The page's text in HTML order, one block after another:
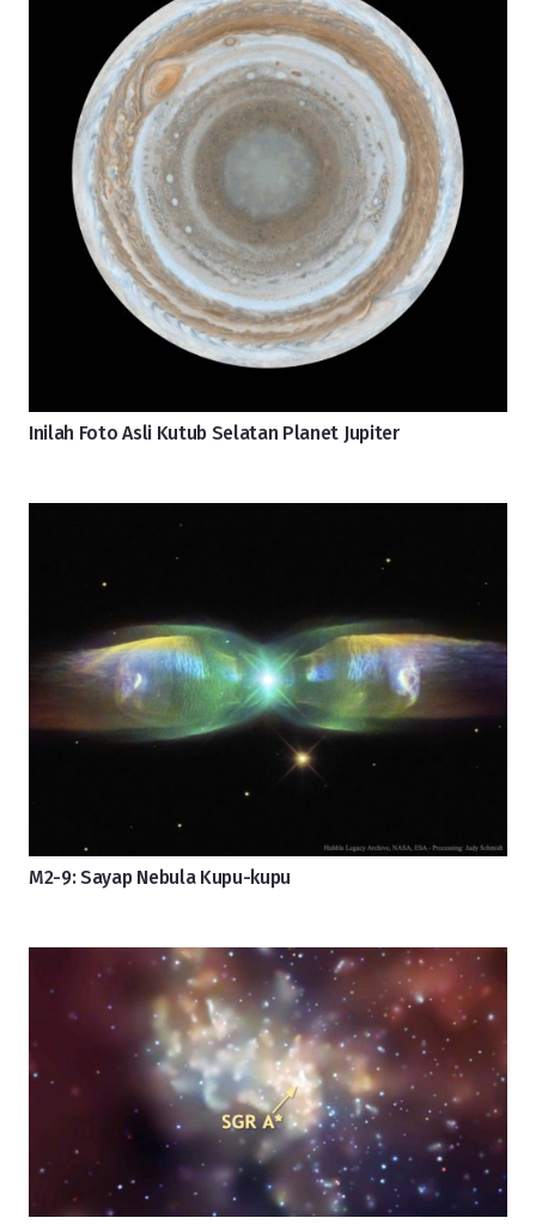
Inilah Foto Asli Kutub Selatan Planet Jupiter
M2-9: Sayap Nebula Kupu-kupu